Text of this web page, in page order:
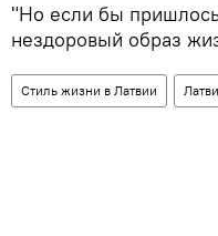
"Но если бы
нездоровый образ
Стиль жизни в Латвии